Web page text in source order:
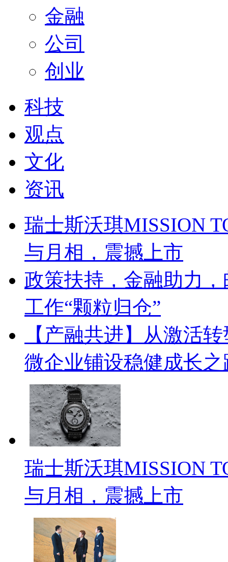
金融
公司
创业
科技
观点
文化
资讯
瑞士斯沃琪MISSION
与月相，震撼上市
政策扶持，金融助力
工作“颗粒归仓”
【产融共进】从激活
微企业铺设稳健成长之
瑞士斯沃琪MISSION
与月相，震撼上市